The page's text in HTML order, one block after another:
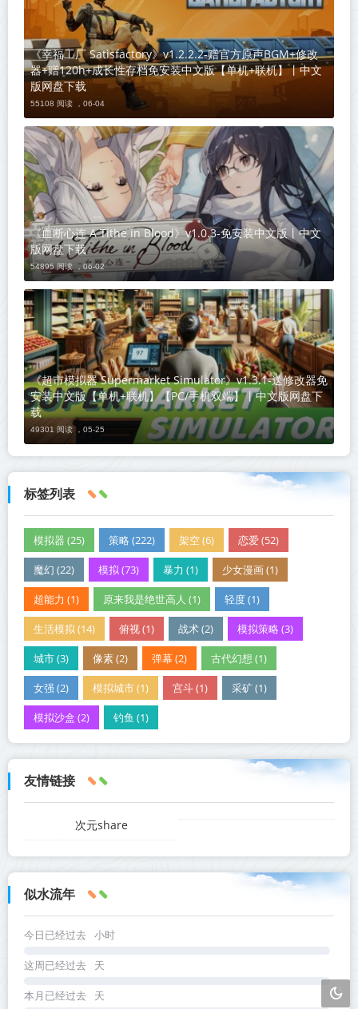
《幸福工厂 Satisfactory》v1.2.2.2-赠官方原声BGM+修改
器+赠120h+成长性存档免安装中文版【单机+联机】丨中文
版网盘下载
55108 阅读 ， 06-04
《血断心连 A Tithe in Blood》v1.0.3-免安装中文版丨中文
版网盘下载
54895 阅读 ， 06-02
《超市模拟器 Supermarket Simulator》v1.3.1-送修改器免
安装中文版【单机+联机】【PC/手机双端】丨中文版网盘下
载
49301 阅读 ， 05-25
标签列表
模拟器 (25) 策略 (222) 架空 (6) 恋爱 (52)
魔幻 (22) 模拟 (73) 暴力 (1) 少女漫画 (1)
超能力 (1) 原来我是绝世高人 (1) 轻度 (1)
生活模拟 (14) 俯视 (1) 战术 (2) 模拟策略 (3)
城市 (3) 像素 (2) 弹幕 (2) 古代幻想 (1)
女强 (2) 模拟城市 (1) 宫斗 (1) 采矿 (1)
模拟沙盒 (2) 钓鱼 (1)
友情链接
次元share
似水流年
今日已经过去 小时
这周已经过去 天
本月已经过去 天